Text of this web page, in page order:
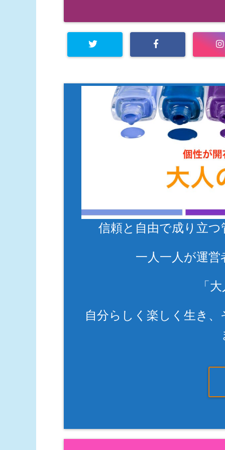
信頼と自由で成り立
一人一人が運
「
自分らしく楽しく生き